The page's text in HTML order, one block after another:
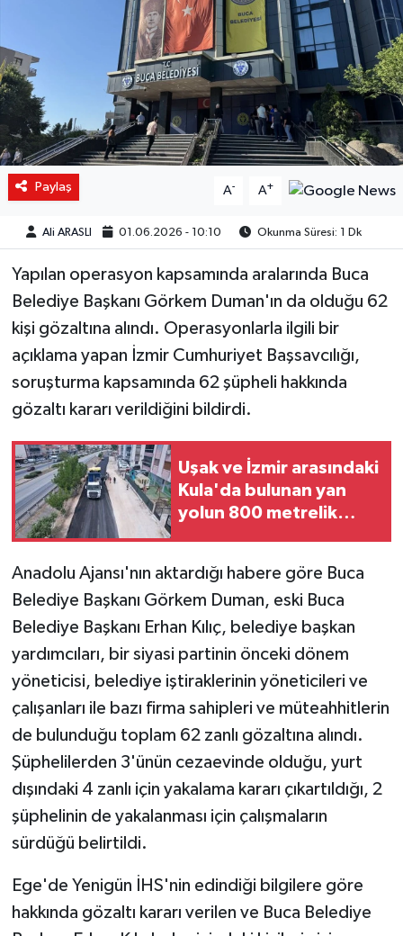
Paylaş A- A+
Ali ARASLI 01.06.2026 - 10:10 Okunma Süresi: 1 Dk
Yapılan operasyon kapsamında aralarında Buca
Belediye Başkanı Görkem Duman'ın da olduğu 62
kişi gözaltına alındı. Operasyonlarla ilgili bir
açıklama yapan İzmir Cumhuriyet Başsavcılığı,
soruşturma kapsamında 62 şüpheli hakkında
gözaltı kararı verildiğini bildirdi.
Uşak ve İzmir arasındaki
Kula'da bulunan yan
yolun 800 metrelik
Anadolu Ajansı'nın aktardığı habere göre Buca
Belediye Başkanı Görkem Duman, eski Buca
Belediye Başkanı Erhan Kılıç, belediye başkan
yardımcıları, bir siyasi partinin önceki dönem
yöneticisi, belediye iştiraklerinin yöneticileri ve
çalışanları ile bazı firma sahipleri ve müteahhitlerin
de bulunduğu toplam 62 zanlı gözaltına alındı.
Şüphelilerden 3'ünün cezaevinde olduğu, yurt
dışındaki 4 zanlı için yakalama kararı çıkartıldığı, 2
şüphelinin de yakalanması için çalışmaların
sürdüğü belirtildi.
Ege'de Yenigün İHS'nin edindiği bilgilere göre
hakkında gözaltı kararı verilen ve Buca Belediye